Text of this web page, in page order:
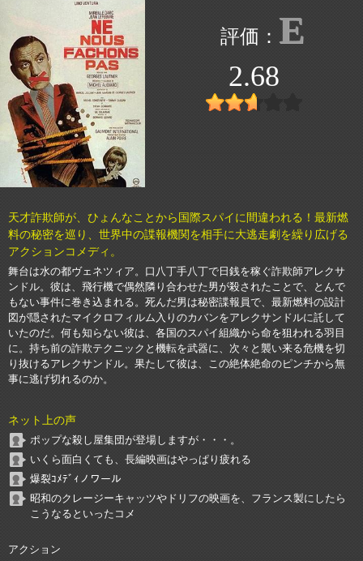
E
2.68
天才詐欺師が、ひょんなことから国際スパイに間違われる！最新燃
料の秘密を巡り、世界中の諜報機関を相手に大逃走劇を繰り広げる
アクションコメディ。
舞台は水の都ヴェネツィア。口八丁手八丁で日銭を稼ぐ詐欺師アレクサ
ンドル。彼は、飛行機で偶然隣り合わせた男が殺されたことで、とんで
もない事件に巻き込まれる。死んだ男は秘密諜報員で、最新燃料の設計
図が隠されたマイクロフィルム入りのカバンをアレクサンドルに託して
いたのだ。何も知らない彼は、各国のスパイ組織から命を狙われる羽目
に。持ち前の詐欺テクニックと機転を武器に、次々と襲い来る危機を切
り抜けるアレクサンドル。果たして彼は、この絶体絶命のピンチから無
事に逃げ切れるのか。
ネット上の声
ポップな殺し屋集団が登場しますが・・・。
いくら面白くても、長編映画はやっぱり疲れる
爆裂ｺﾒﾃﾞｨノワール
昭和のクレージーキャッツやドリフの映画を、フランス製にしたら
こうなるといったコメ
アクション